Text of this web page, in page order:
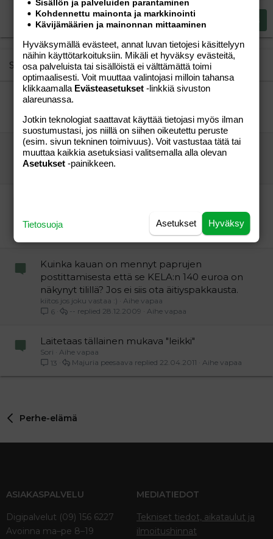
15
18
22
26
Georgia
Tahoma
Times New Roman
Trebuchet MS
Verdana
Justify textHeading 3 Lähetä vastaus
Similar threads
Järkiavioliitto
14
Perhe-elämä
22.09.2006
veronika t
Minne vkonloppureissulle 1-vuotiaan kanssa?
Rudebox
Perhe-elämä
Inkeri81
miniä-65
Perhe-elämä
27.04.2010
Kuinka kauan on mennyt paprujen
postittamisesta että se KELA:n 140 euroa on
näkynyt tilillä? Jos ei siis ota äitiyspakkausta.
kiitos jos joku vastaa :)
Aihe vapaa
6
Aihe vapaa
28.12.2009
--
Laitetaas tällainen mukava "leikki"
Sori
Aihe vapaa
13
Aihe vapaa
22.04.2011
Majuria peesaava
Perhe-elämä
ASIAKASPALVELU
Digipalvelut (09) 156 6227
Avoinna ma–pe 8–19
MEDIATIEDOT
Tekniset tiedot, aikataulut ja
ilmoitushinnat
Sisällön ja palveluiden parantaminen
Kohdennettu mainonta ja markkinointi
Kävijämäärien ja mainonnan mittaaminen
Hyväksymällä evästeet, annat luvan tietojesi käsittelyyn
näihin käyttötarkoituksiin. Mikäli et hyväksy evästeitä,
osa palveluista tai sisällöistä ei välttämättä toimi
optimaalisesti. Voit muuttaa valintojasi milloin tahansa
klikkaamalla Evästeasetukset -linkkiä sivuston
alareunassa.
Jotkin teknologiat saattavat käyttää tietojasi myös ilman
suostumustasi, jos niillä on siihen oikeutettu peruste
(esim. sivun tekninen toimivuus). Voit vastustaa tätä tai
muuttaa kaikkia asetuksiasi valitsemalla alla olevan
Asetukset -painikkeen.
Hyväksy
Asetukset
Tietosuoja